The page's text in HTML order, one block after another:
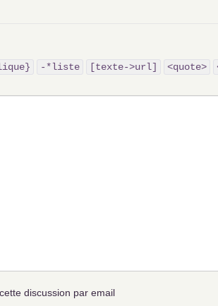
-*liste [texte->url] <quote>
discussion par email